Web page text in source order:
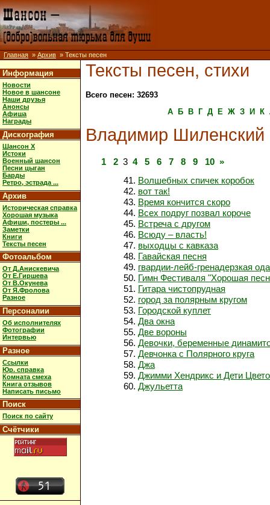
Главная » Архив » Тексты песен
Информация
Новости
Новое в шансоне
Наши друзья
Анонсы
Афиша
Награды
Дискография
Шансон X
Истоки
Военный шансон
Песни цыган
Барды
Ретро, эстрада ...
Архив
Историческая справка
Хорошая музыка
Афиши, постеры ...
Заметки
Книги
Тексты песен
Фотоальбом
От Д.Анискевича
От Е.Гиршева
От В.Окунева
От Я.Фролова
Разное
Персоналии
Об исполнителях
Фотографии
Интервью
Разное
Ссылки
Юр. справка
Комната смеха
Книга отзывов
Написать письмо
Поиск
Поиск по сайту
Счётчики
Тексты песен, стихи
Всего песен: 32693
А
Б В Г Д Е Ж З И К
Владимир Шиленский
1 2 3 4 5 6 7 8 9 10 »
Волшебных спичек коробок
вот так!
Время кончится скоро
Всех подруг позвал короче
Встреча с другом
Всюду – власть!
выходцы с кавказа
Гавайская песня
гвардии-лейб-гренадерзкая ода
Гимн Фестиваля "Хорошая
Гитара чистопрудная
город за полярным кругом
Городской куплет
Два окна
Две вороны
Девочки, беременные
Девчонка с Полярного круга
Джа
Джимми Хендрикс и Дети
Джульетта